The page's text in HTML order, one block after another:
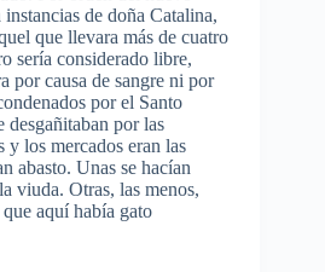
de doña Catalina,
que llevara más de cuatro
sería considerado libre,
por causa de sangre ni por
por el Santo
por las
y los mercados eran las
abasto. Unas se hacían
viuda. Otras, las menos,
aquí había gato